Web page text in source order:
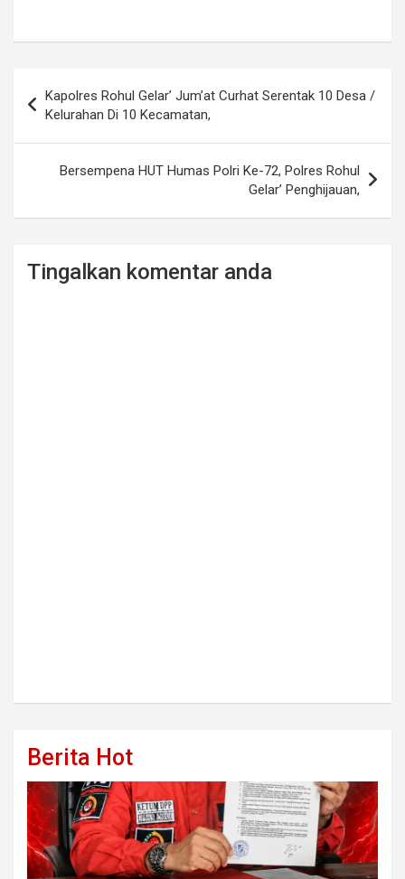
navigation
Kapolres Rohul Gelar’ Jum’at Curhat Serentak 10 Desa /
Kelurahan Di 10 Kecamatan,
Bersempena HUT Humas Polri Ke-72, Polres Rohul
Gelar’ Penghijauan,
Tingalkan komentar anda
Berita Hot